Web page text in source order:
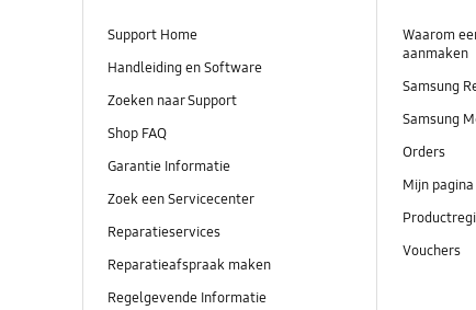
Support Home
Handleiding en Software
Zoeken naar Support
Shop FAQ
Garantie Informatie
Zoek een Servicecenter
Reparatieservices
Reparatieafspraak maken
Regelgevende Informatie
Waarom
aanmaken
Samsung
Samsung
Orders
Mijn pagina
Vouchers